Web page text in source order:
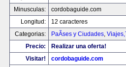
Minusculas:
cordobaguide.com
Longitud:
12 caracteres
Categorias:
PaÃ­ses y Ciudades,
Precio:
Realizar una oferta!
Visitar!
cordobaguide.com